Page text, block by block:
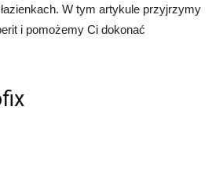
W tym artykule przyjrzymy
i pomożemy Ci dokonać